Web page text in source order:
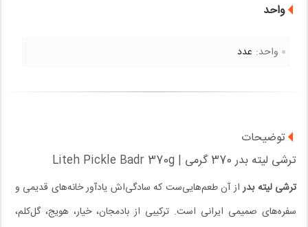
واحد
واحد: عدد
توضیحات
ترشی لیته بدر 370 گرمی | Liteh Pickle Badr 370g
ترشی لیته بدراز آن طعم‌هایی‌ست که سادگی‌اش یادآور خانه‌های قدیمی و
سفره‌های صمیمی ایرانی است. ترکیبی از بادمجان، خیار، هویج، گل‌کلم،